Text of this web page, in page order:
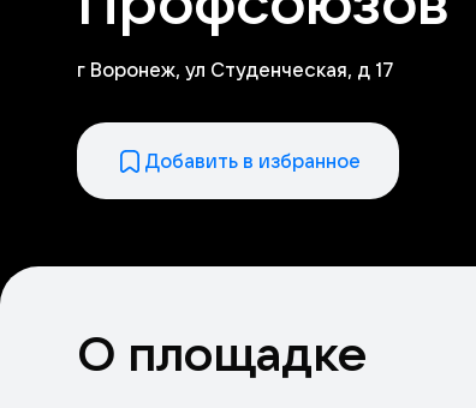
г Воронеж, ул Студенческая, д 17
Добавить в избранное
О площадке